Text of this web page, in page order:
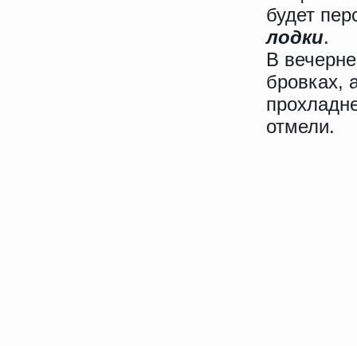
будет
лодки.
В
бровках,
отмели.